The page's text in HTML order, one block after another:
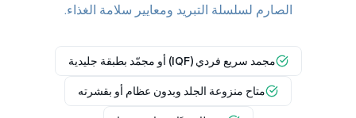
الصارم لسلسلة التبريد ومعايير سلامة الغذاء.
مجمد سريع فردي (IQF) أو مجمّد بطبقة جليدية
متاح منزوعة الجلد وبدون عظام أو بقشرته